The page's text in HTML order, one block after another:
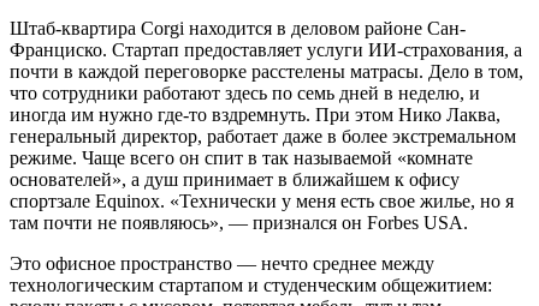
Штаб-квартира Corgi находится в деловом районе Сан-
Франциско. Стартап предоставляет услуги ИИ-страхования, а
почти в каждой переговорке расстелены матрасы. Дело в том,
что сотрудники работают здесь по семь дней в неделю, и
иногда им нужно где-то вздремнуть. При этом Нико Лаква,
генеральный директор, работает даже в более экстремальном
режиме. Чаще всего он спит в так называемой «комнате
основателей», а душ принимает в ближайшем к офису
спортзале Equinox. «Технически у меня есть свое жилье, но я
там почти не появляюсь», — признался он Forbes USA.
Это офисное пространство — нечто среднее между
технологическим стартапом и студенческим общежитием: